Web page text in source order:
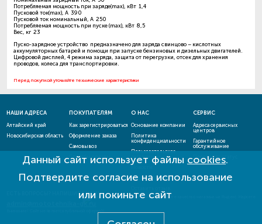
Потребляемая мощность при заряде(max), кВт 1,4
Пусковой ток(max), А 390
Пусковой ток номинальный, А 250
Потребляемая мощность при пуске (max), кВт 8,5
Вес, кг 23
Пуско-зарядное устройство предназначено для заряда свинцово – кислотных
аккумуляторных батарей и помощи при запуске бензиновых и дизельных двигателей.
Цифровой дисплей, 4 режима заряда, защита от перегрузки, отсек для хранения
проводов, колеса для транспортировки.
Перед покупкой уточняйте технические характеристики
Данный сайт использует файлы cookies.
Подтвердите согласие на использование
или покиньте сайт
НАШИ АДРЕСА
Алтайский край
Новосибирская область
ПОКУПАТЕЛЯМ
Как зарегистрироваться
Оформление заказа
Самовывоз
Способы оплаты
О НАС
Основание компании
Политика
конфиденциальности
Пользовательское
соглашение
Акции и скидки
СЕРВИС
Адреса сервисных
центров
Гарантийное
обслуживание
Проверить статус
ремонта
ЕСТЬ ВОПРОСЫ? НАПИШИТЕ НАМ!